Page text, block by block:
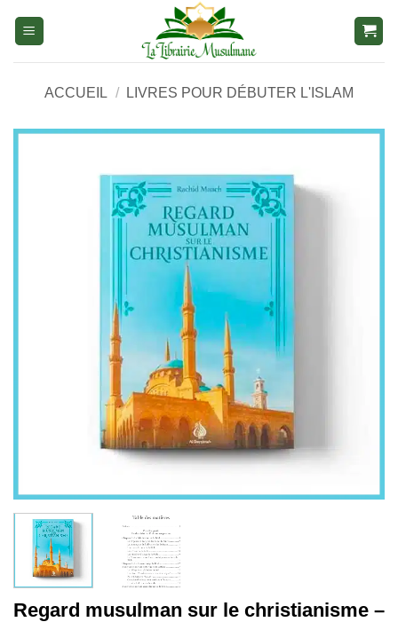
ACCUEIL / LIVRES POUR DÉBUTER L'ISLAM
Regard musulman sur le christianisme –